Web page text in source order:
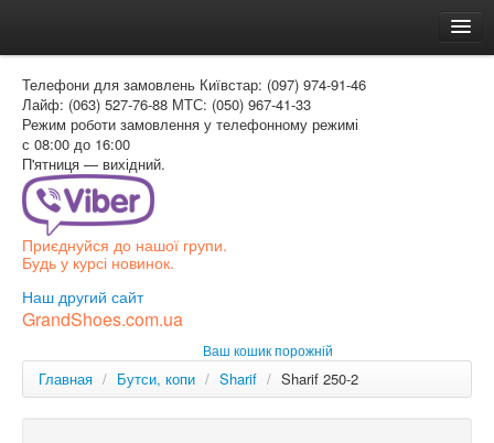
Доставка и оплата
Как заказать
Контакти
Таблиця розмірів
Вхід для покупця
РОС
Телефони для замовлень Київстар: (097) 974-91-46
Лайф: (063) 527-76-88 МТС: (050) 967-41-33
Режим роботи замовлення у телефонному режимі
с 08:00 до 16:00
П'ятниця — вихідний.
Приєднуйся до нашої групи.
Будь у курсі новинок.
Наш другий сайт
GrandShoes.com.ua
Ваш кошик порожній
Главная / Бутси, копи / Sharif / Sharif 250-2